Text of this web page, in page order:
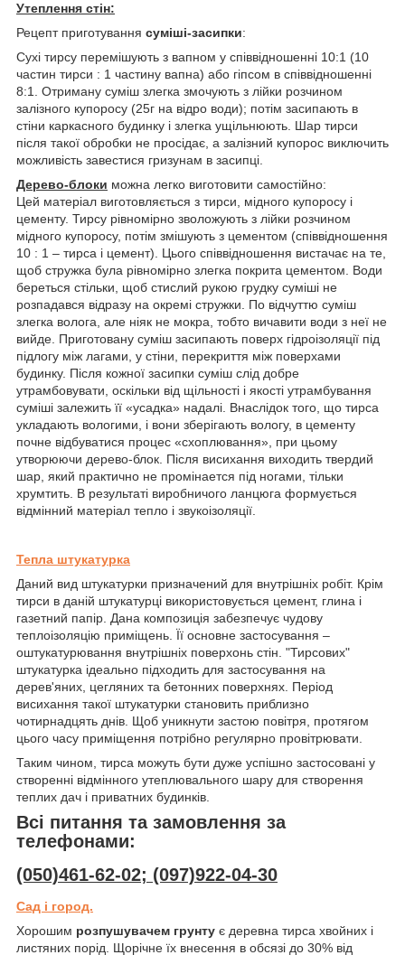
Утеплення стін:
Рецепт приготування суміші-засипки:
Сухі тирсу перемішують з вапном у співвідношенні 10:1 (10
частин тирси : 1 частину вапна) або гіпсом в співвідношенні
8:1. Отриману суміш злегка змочують з лійки розчином
залізного купоросу (25г на відро води); потім засипають в
стіни каркасного будинку і злегка ущільнюють. Шар тирси
після такої обробки не просідає, а залізний купорос виключить
можливість завестися гризунам в засипці.
Дерево-блоки можна легко виготовити самостійно:
Цей матеріал виготовляється з тирси, мідного купоросу і
цементу. Тирсу рівномірно зволожують з лійки розчином
мідного купоросу, потім змішують з цементом (співвідношення
10 : 1 – тирса і цемент). Цього співвідношення вистачає на те,
щоб стружка була рівномірно злегка покрита цементом. Води
береться стільки, щоб стислий рукою грудку суміші не
розпадався відразу на окремі стружки. По відчуттю суміш
злегка волога, але ніяк не мокра, тобто вичавити води з неї не
вийде. Приготовану суміш засипають поверх гідроізоляції під
підлогу між лагами, у стіни, перекриття між поверхами
будинку. Після кожної засипки суміш слід добре
утрамбовувати, оскільки від щільності і якості утрамбування
суміші залежить її «усадка» надалі. Внаслідок того, що тирса
укладають вологими, і вони зберігають вологу, в цементу
почне відбуватися процес «схоплювання», при цьому
утворюючи дерево-блок. Після висихання виходить твердий
шар, який практично не промінается під ногами, тільки
хрумтить. В результаті виробничого ланцюга формується
відмінний матеріал тепло і звукоізоляції.
Тепла штукатурка
Даний вид штукатурки призначений для внутрішніх робіт. Крім
тирси в даній штукатурці використовується цемент, глина і
газетний папір. Дана композиція забезпечує чудову
теплоізоляцію приміщень. Її основне застосування –
оштукатурювання внутрішніх поверхонь стін. "Тирсових"
штукатурка ідеально підходить для застосування на
дерев'яних, цегляних та бетонних поверхнях. Період
висихання такої штукатурки становить приблизно
чотирнадцять днів. Щоб уникнути застою повітря, протягом
цього часу приміщення потрібно регулярно провітрювати.
Таким чином, тирса можуть бути дуже успішно застосовані у
створенні відмінного утеплювального шару для створення
теплих дач і приватних будинків.
Всі питання та замовлення за
телефонами:
(050)461-62-02; (097)922-04-30
Сад і город.
Хорошим розпушувачем грунту є деревна тирса хвойних і
листяних порід. Щорічне їх внесення в обсязі до 30% від